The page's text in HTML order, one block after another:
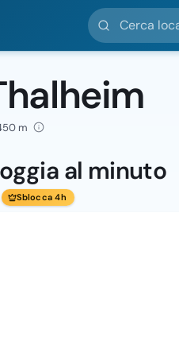
Cerca località
m
al minuto
Sblocca 4h